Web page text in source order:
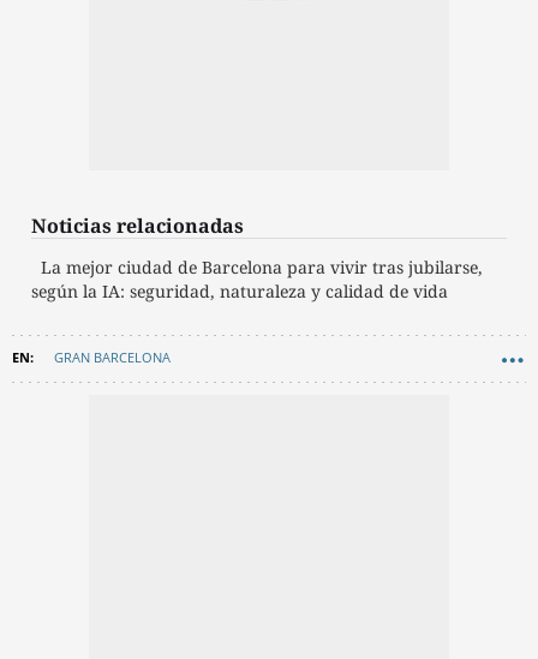
Noticias relacionadas
La mejor ciudad de Barcelona para vivir tras jubilarse,
según la IA: seguridad, naturaleza y calidad de vida
GRAN BARCELONA